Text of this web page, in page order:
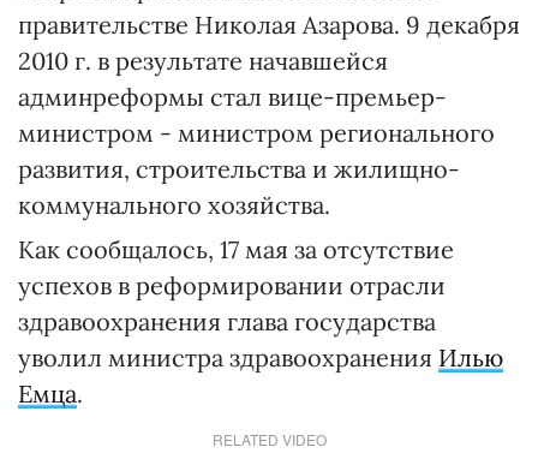
правительстве Николая Азарова. 9 декабря
2010 г. в результате начавшейся
админреформы стал вице-премьер-
министром - министром регионального
развития, строительства и жилищно-
коммунального хозяйства.
Как сообщалось, 17 мая за отсутствие
успехов в реформировании отрасли
здравоохранения глава государства
уволил министра здравоохранения Илью
Емца.
RELATED VIDEO